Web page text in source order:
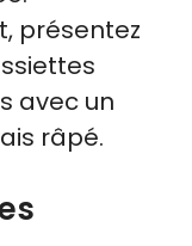
présentez
avec un
râpé.